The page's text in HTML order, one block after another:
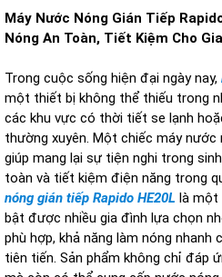
Máy Nước Nóng Gián Tiếp
Nóng An Toàn, Tiết Kiệm Cho
Trong cuộc sống hiện đại ngày nay,
một thiết bị không thể thiếu trong
các khu vực có thời tiết se lạnh
thường xuyên. Một chiếc máy
giúp mang lại sự tiện nghi trong
toàn và tiết kiệm điện năng trong
nóng gián tiếp Rapido HE20L là một
bật được nhiều gia đình lựa chọn
phù hợp, khả năng làm nóng nhanh
tiên tiến. Sản phẩm không chỉ đáp